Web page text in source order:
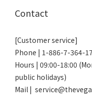
Contact
[Customer service]
Phone | 1-886-7-364-
Hours | 09:00-18:00
public holidays)
Mail |